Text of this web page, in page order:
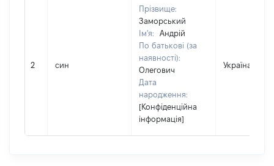
2 син
Прізвище:
Заморський
Ім'я:
Андрій
По батькові (за
наявності):
Олегович
Дата
народження:
[Конфіденційна
інформація]
Україна